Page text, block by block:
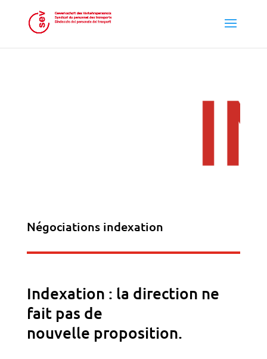
Négociations indexation
Indexation : la direction ne
fait pas de
nouvelle proposition.